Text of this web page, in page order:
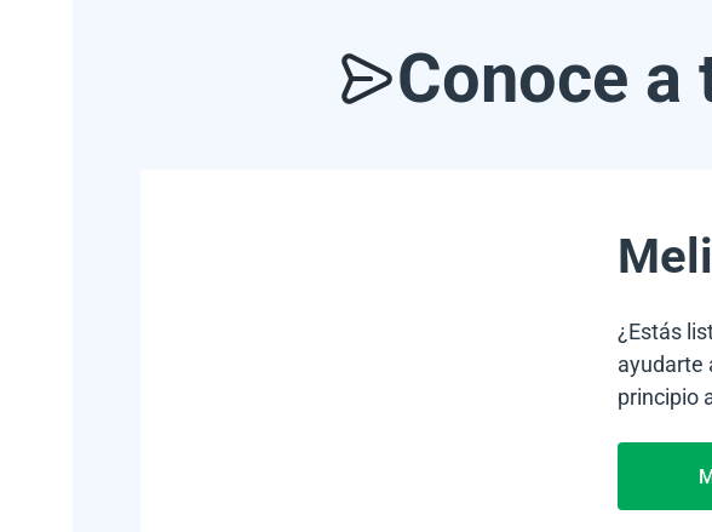
Conoce a
¿Estás
ayudarte
principio